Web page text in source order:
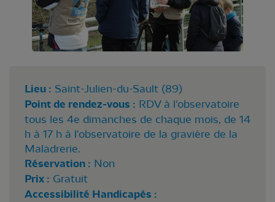
Lieu : Saint-Julien-du-Sault (89)
Point de rendez-vous : RDV à l'observatoire
tous les 4e dimanches de chaque mois, de 14
h à 17 h à l'observatoire de la gravière de la
Maladrerie.
Réservation : Non
Prix : Gratuit
Accessibilité Handicapés :